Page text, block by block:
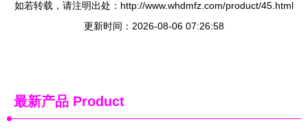
如若转载，请注明出处：http://www.whdmfz.com/product/45.html
更新时间：2026-08-06 07:26:58
最新产品 Product